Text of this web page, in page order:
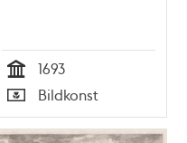
Tid
1693
Typ
Bildkonst